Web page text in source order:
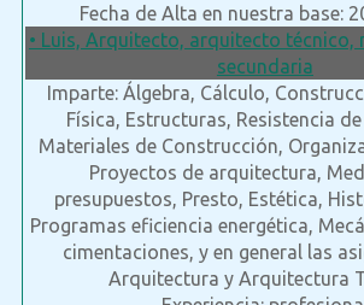
Fecha de Alta en nuestra base:
• Luis, Arquitecto, arquitecto técnico,
secundaria
Imparte: Álgebra, Cálculo,
Física, Estructuras, Resistencia
Materiales de Construcción,
Proyectos de arquitectura,
presupuestos, Presto, Estética,
Programas eficiencia energética,
cimentaciones, y en general las
Arquitectura y Arquitectura